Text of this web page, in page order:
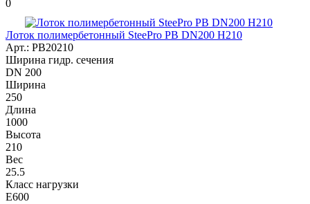
0
Лоток полимербетонный SteePro PB DN200 H210
Арт.: PB20210
Ширина гидр. сечения
DN 200
Ширина
250
Длина
1000
Высота
210
Вес
25.5
Класс нагрузки
E600